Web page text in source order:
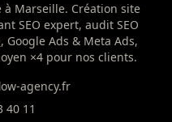
Marseille. Création site
SEO expert, audit SEO
, Google Ads & Meta Ads,
×4 pour nos clients.
agency.fr
40 11